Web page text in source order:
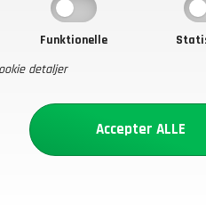
Funktionelle
detaljer